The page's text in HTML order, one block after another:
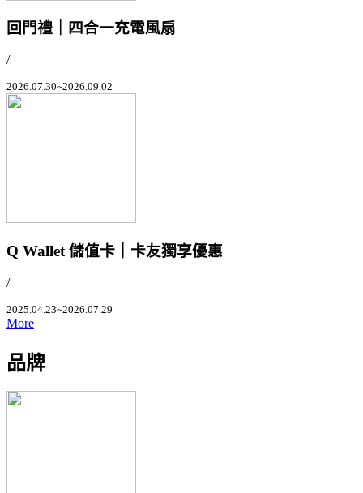
回門禮｜四合一充電風扇
/
2026.07.30~2026.09.02
Q Wallet 儲值卡｜卡友獨享優惠
/
2025.04.23~2026.07.29
More
品牌